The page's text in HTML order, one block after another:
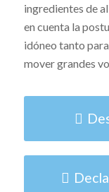
ingredientes de
en cuenta la
idóneo tanto
mover grandes